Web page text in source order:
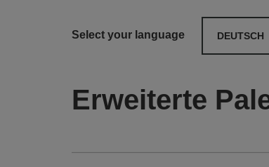
Select your language DEUTSCH
Erweiterte